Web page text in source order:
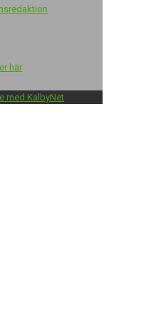
här
med KalbyNet